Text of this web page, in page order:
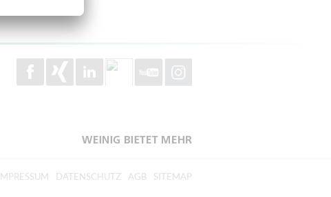
IMPRESSUM DATENSCHUTZ AGB SITEMAP